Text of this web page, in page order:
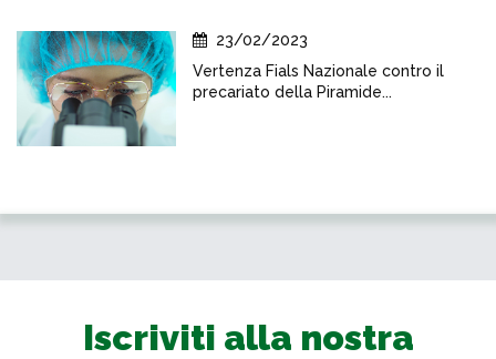
23/02/2023
Vertenza Fials Nazionale contro il
precariato della Piramide...
Iscriviti alla nostra